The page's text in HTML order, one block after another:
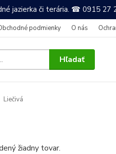
jazierka či terária. ☎ 0915 27
podmienky O nás
Hľadať
Liečivá
žiadny tovar.